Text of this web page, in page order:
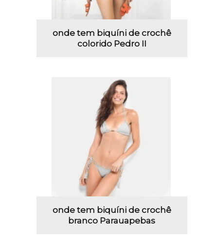
onde tem biquíni de crochê
colorido Pedro II
onde tem biquíni de crochê
branco Parauapebas